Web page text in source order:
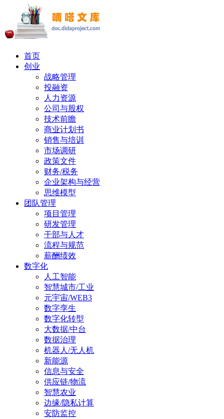
首页
创业
战略管理
投融资
人力资源
公司与股权
技术前瞻
商业计划书
销售与培训
市场调研
政策文件
财务/税务
企业架构与经营
思维模型
团队管理
项目管理
研发管理
干部与人才
流程与规范
薪酬绩效
数字化
人工智能
智慧城市/工业
元宇宙/WEB3
数字孪生
数字化转型
大数据/中台
数据治理
机器人/无人机
新能源
信息与安全
供应链/物流
智慧农业
边缘/隐私计算
安防监控